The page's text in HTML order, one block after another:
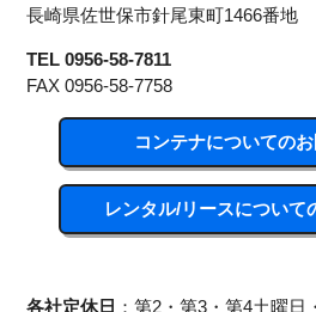
長崎県佐世保市針尾東町1466番地
TEL 0956-58-7811
FAX 0956-58-7758
コンテナについての
レンタル/リースについて
各社定休日 ：第2・第3・第4土曜